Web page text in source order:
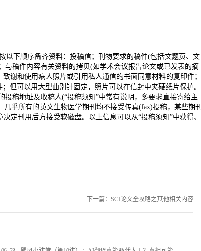
以下顺序备齐资料：投稿信；刊物要求的稿件(包括文题页、文
稿件内容有关资料的拷贝(如学术会议报告论文或已发表的摘
谢和使用病人照片或引用私人通信的书面同意材料的复印件；
但可以用大型曲别针固定，照片可以在信封中夹硬纸片保护。
稿地址及收稿人(“投稿须知”中常有说明，多要求直接寄给主
乎所有的英文生物医学期刊均不接受传真(fax)投稿，某些期刊
定刊用后方接受软磁盘。以上信息可以从“投稿须知”中获得、
下一篇： SCI论文全攻略之其他相关内容